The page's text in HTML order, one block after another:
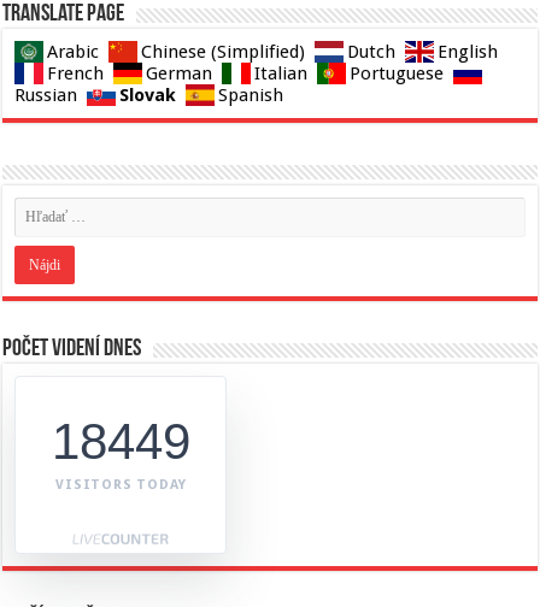
Translate page
Arabic Chinese (Simplified) Dutch
English
French
German Italian
Portuguese
Russian
Slovak Spanish
Počet videní dnes
18449
VISITORS TODAY